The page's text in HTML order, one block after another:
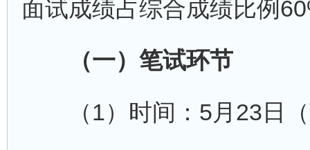
面试成绩占综合成绩比例
（一）笔试环节
（1）时间：5月23日（